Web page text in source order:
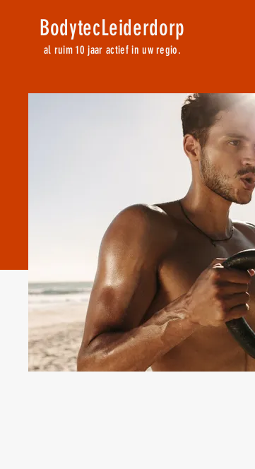
BodytecLeiderdorp
al ruim 10 jaar actief in uw regio.